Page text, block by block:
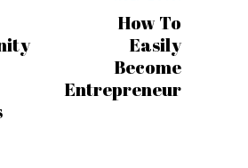
How To
Easily
Become
Entrepreneur